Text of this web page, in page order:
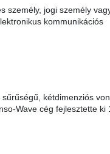
személy, jogi személy
kommunikációs
kétdimenziós
Wave cég fejlesztette ki